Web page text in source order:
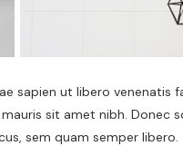
sapien ut libero
sit amet nibh. Donec
sem quam semper libero.